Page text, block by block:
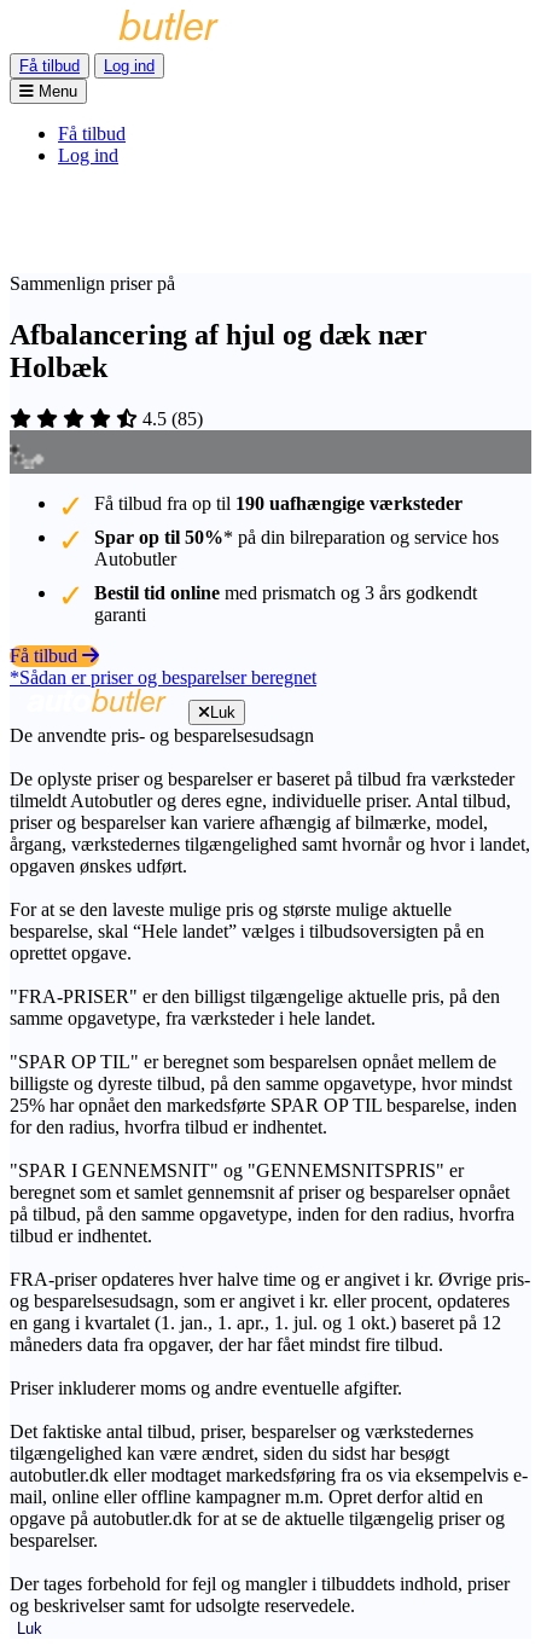
Få tilbud
Log ind
Menu
Få tilbud
Log ind
Sammenlign priser på
Afbalancering af hjul og dæk nær
Holbæk
4.5 (85)
Få tilbud fra op til 190 uafhængige værksteder
Spar op til 50%* på din bilreparation og service hos
Autobutler
Bestil tid online med prismatch og 3 års godkendt
garanti
Få tilbud
*Sådan er priser og besparelser beregnet
Luk
De anvendte pris- og besparelsesudsagn
De oplyste priser og besparelser er baseret på tilbud fra værksteder
tilmeldt Autobutler og deres egne, individuelle priser. Antal tilbud,
priser og besparelser kan variere afhængig af bilmærke, model,
årgang, værkstedernes tilgængelighed samt hvornår og hvor i landet,
opgaven ønskes udført.
For at se den laveste mulige pris og største mulige aktuelle
besparelse, skal “Hele landet” vælges i tilbudsoversigten på en
oprettet opgave.
"FRA-PRISER" er den billigst tilgængelige aktuelle pris, på den
samme opgavetype, fra værksteder i hele landet.
"SPAR OP TIL" er beregnet som besparelsen opnået mellem de
billigste og dyreste tilbud, på den samme opgavetype, hvor mindst
25% har opnået den markedsførte SPAR OP TIL besparelse, inden
for den radius, hvorfra tilbud er indhentet.
"SPAR I GENNEMSNIT" og "GENNEMSNITSPRIS" er
beregnet som et samlet gennemsnit af priser og besparelser opnået
på tilbud, på den samme opgavetype, inden for den radius, hvorfra
tilbud er indhentet.
FRA-priser opdateres hver halve time og er angivet i kr. Øvrige pris-
og besparelsesudsagn, som er angivet i kr. eller procent, opdateres
en gang i kvartalet (1. jan., 1. apr., 1. jul. og 1 okt.) baseret på 12
måneders data fra opgaver, der har fået mindst fire tilbud.
Priser inkluderer moms og andre eventuelle afgifter.
Det faktiske antal tilbud, priser, besparelser og værkstedernes
tilgængelighed kan være ændret, siden du sidst har besøgt
autobutler.dk eller modtaget markedsføring fra os via eksempelvis e-
mail, online eller offline kampagner m.m. Opret derfor altid en
opgave på autobutler.dk for at se de aktuelle tilgængelig priser og
besparelser.
Der tages forbehold for fejl og mangler i tilbuddets indhold, priser
og beskrivelser samt for udsolgte reservedele.
Luk